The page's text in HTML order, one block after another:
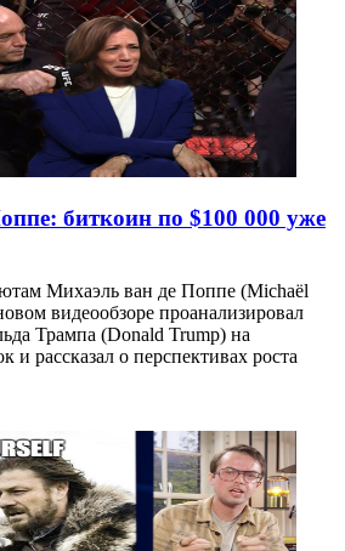
биткоин по $100 000 уже
Михаэль ван де Поппе (Michaël
видеообзоре проанализировал
Трампа (Donald Trump) на
рассказал о перспективах роста